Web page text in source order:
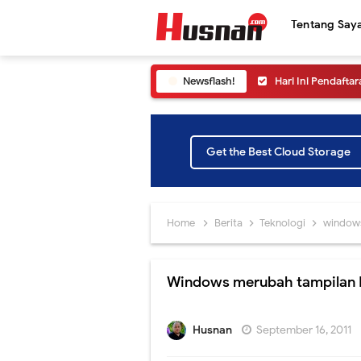
Tentang
Newsflash! Hari Ini
Siapkan Dirimu!
Yuk ikuti
Simak Cara
Informasi
Yuk Ikuti
Cara Melihat
Get the Best Cloud Storage
Home Berita Teknologi
Windows merubah tampilan
Husnan September 16, 2011